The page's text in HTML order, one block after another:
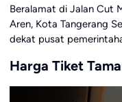
Beralamat di Jalan Cut
Aren, Kota Tangerang
dekat pusat
Harga Tiket